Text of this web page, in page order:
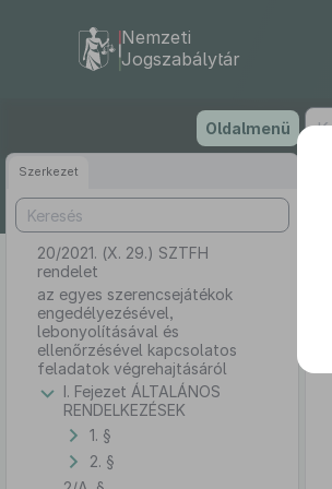
tartalomra
Nemzeti
Jogszabálytár
Oldalmenü
Szerkezet
20/2021. (X. 29.) SZTFH
rendelet
az egyes szerencsejátékok
engedélyezésével,
lebonyolításával és
ellenőrzésével kapcsolatos
feladatok végrehajtásáról
I. Fejezet ÁLTALÁNOS
RENDELKEZÉSEK
1. §
2. §